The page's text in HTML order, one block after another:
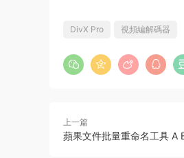
DivX Pro 視頻編解碼器
上一篇
蘋果文件批量重命名工具